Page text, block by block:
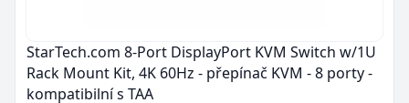
StarTech.com 8-Port DisplayPort KVM Switch w/1U
Rack Mount Kit, 4K 60Hz - přepínač KVM - 8 porty -
kompatibilní s TAA